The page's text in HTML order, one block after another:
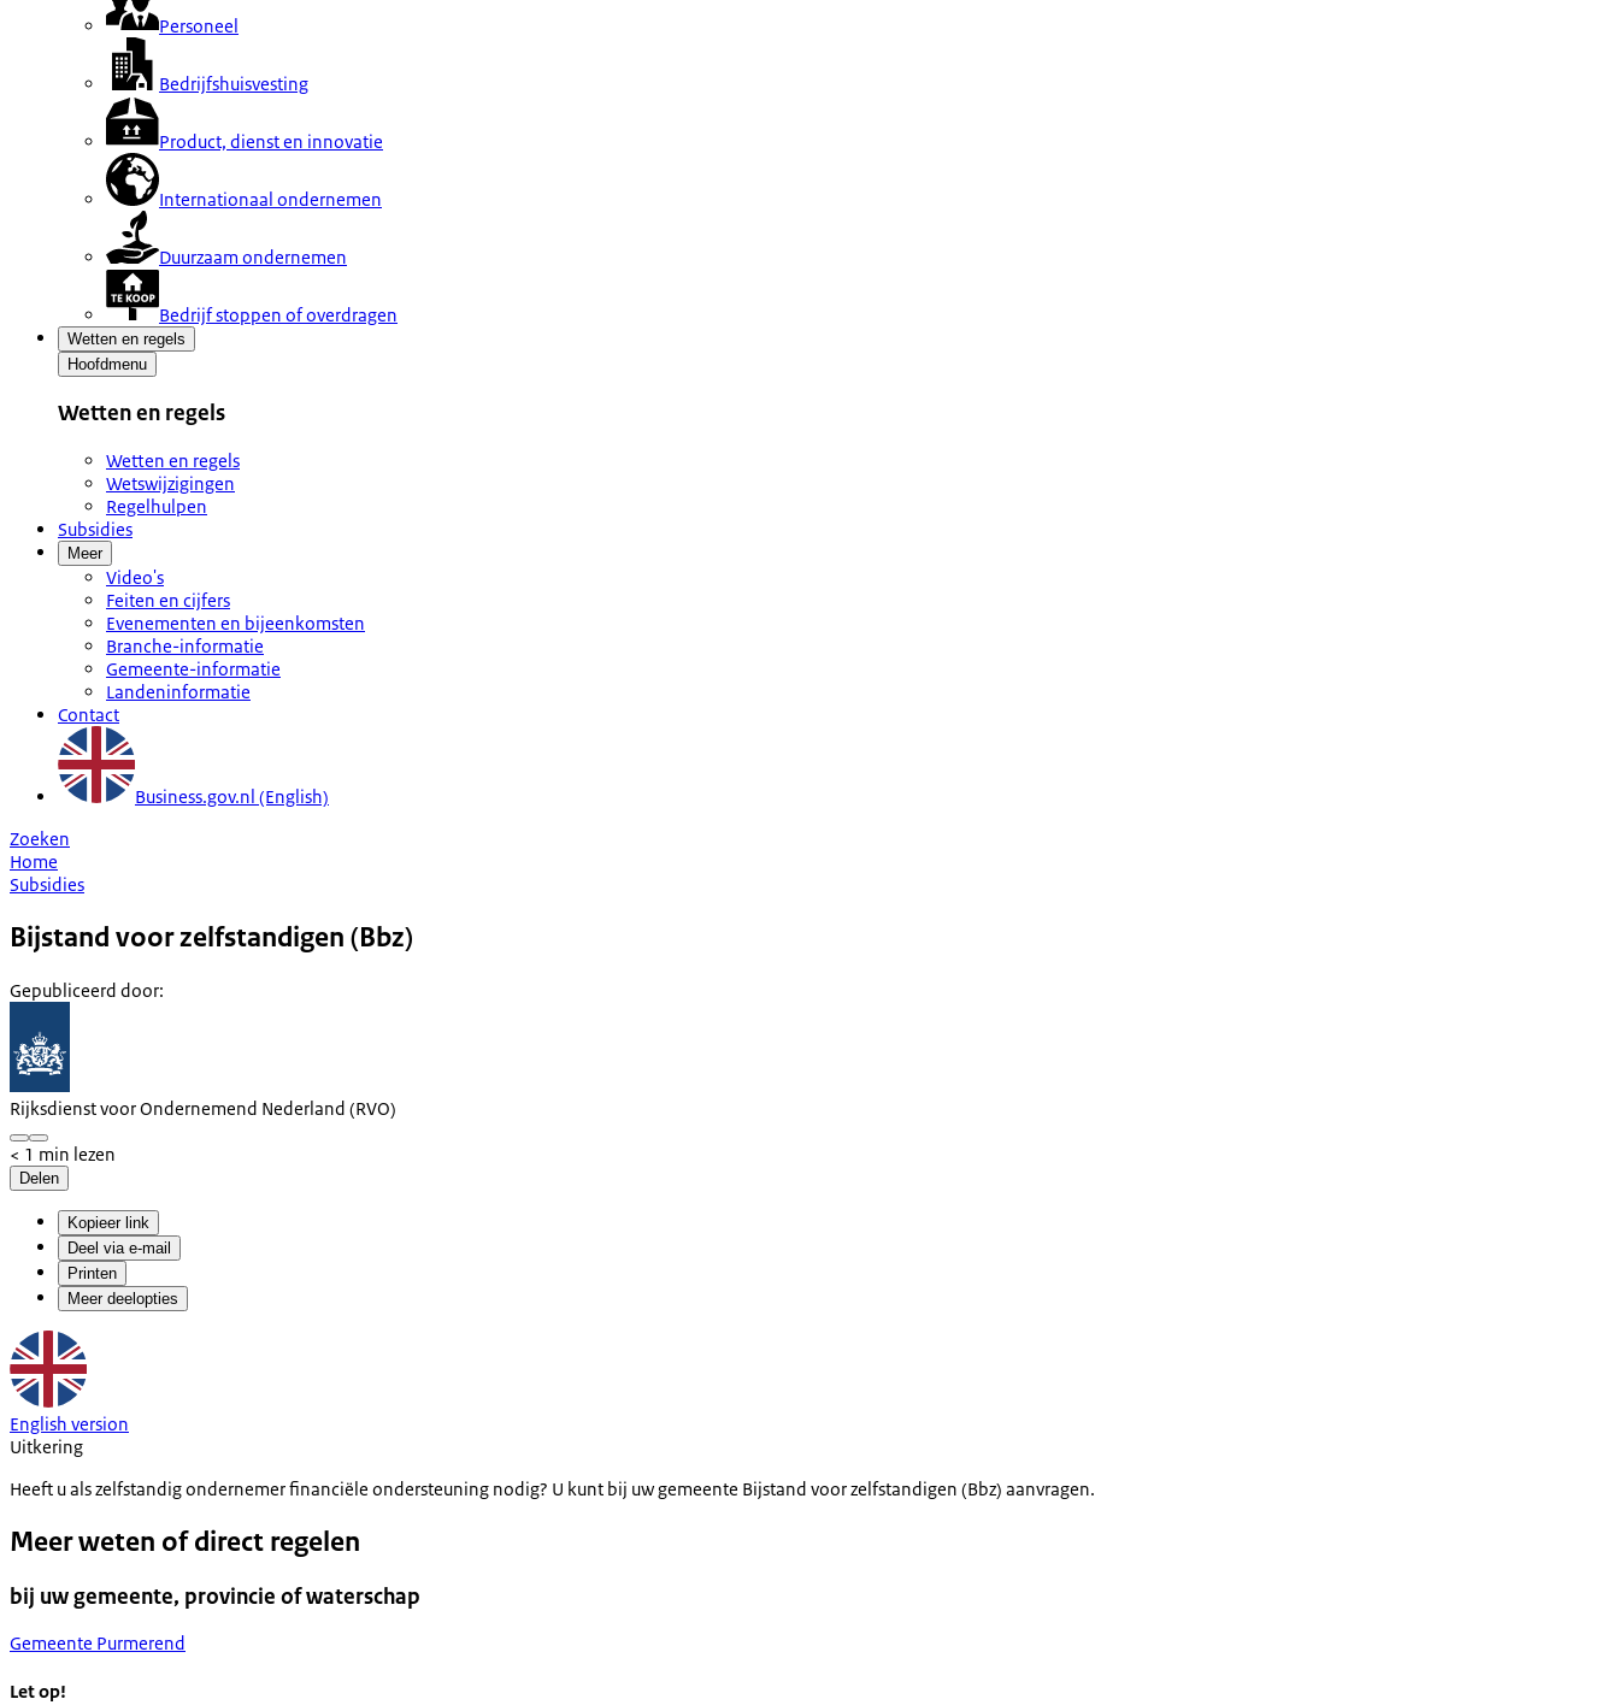
Personeel
Bedrijfshuisvesting
Product, dienst en innovatie
Internationaal ondernemen
Duurzaam ondernemen
Bedrijf stoppen of overdragen
Wetten en regels
Hoofdmenu
Wetten en regels
Wetten en regels
Wetswijzigingen
Regelhulpen
Subsidies
Meer
Video's
Feiten en cijfers
Evenementen en bijeenkomsten
Branche-informatie
Gemeente-informatie
Landeninformatie
Contact
Business.gov.nl (English)
Zoeken
Home
Subsidies
Bijstand voor zelfstandigen (Bbz)
Gepubliceerd door:
Rijksdienst voor Ondernemend Nederland (RVO)
< 1 min lezen
Delen
Kopieer link
Deel via e-mail
Printen
Meer deelopties
English version
Uitkering
Heeft u als zelfstandig ondernemer financiële ondersteuning nodig? U kunt bij uw gemeente Bijstand voor zelfstandigen (Bbz) aanvragen.
Meer weten of direct regelen
bij uw gemeente, provincie of waterschap
Gemeente Purmerend
Let op!